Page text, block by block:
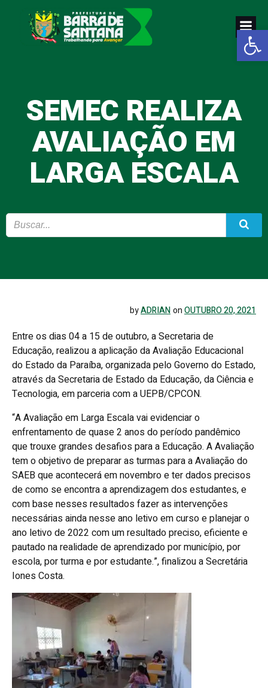
Abrir
Pular
para
o
conteúdo
SEMEC REALIZA
AVALIAÇÃO EM
LARGA ESCALA
byADRIANonOUTUBRO 20, 2021
Entre os dias 04 a 15 de outubro, a Secretaria de
Educação, realizou a aplicação da Avaliação Educacional
do Estado da Paraíba, organizada pelo Governo do Estado,
através da Secretaria de Estado da Educação, da Ciência e
Tecnologia, em parceria com a UEPB/CPCON.
“A Avaliação em Larga Escala vai evidenciar o
enfrentamento de quase 2 anos do período pandêmico
que trouxe grandes desafios para a Educação. A Avaliação
tem o objetivo de preparar as turmas para a Avaliação do
SAEB que acontecerá em novembro e ter dados precisos
de como se encontra a aprendizagem dos estudantes, e
com base nesses resultados fazer as intervenções
necessárias ainda nesse ano letivo em curso e planejar o
ano letivo de 2022 com um resultado preciso, eficiente e
pautado na realidade de aprendizado por município, por
escola, por turma e por estudante.”, finalizou a Secretária
Iones Costa.